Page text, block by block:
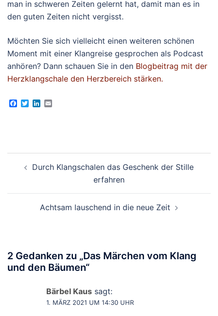
man in schweren Zeiten gelernt hat, damit man es in
den guten Zeiten nicht vergisst.
Möchten Sie sich vielleicht einen weiteren schönen
Moment mit einer Klangreise gesprochen als Podcast
anhören? Dann schauen Sie in den Blogbeitrag mit der
Herzklangschale den Herzbereich stärken.
Facebook
TwitterLinkedIn
Durch Klangschalen das Geschenk der Stille
erfahren
Achtsam lauschend in die neue Zeit
2 Gedanken zu „Das Märchen vom Klang
und den Bäumen“
Bärbel Kaus sagt:
1. MÄRZ 2021 UM 14:30 UHR